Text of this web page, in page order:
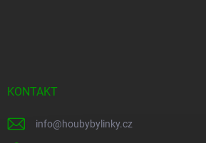
KONTAKT
info@houbybylinky.cz